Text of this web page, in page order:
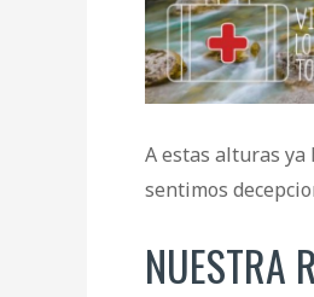
A estas alturas ya
sentimos
NUESTRA